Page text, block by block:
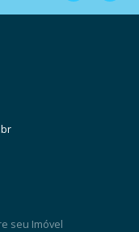
seu Imóvel